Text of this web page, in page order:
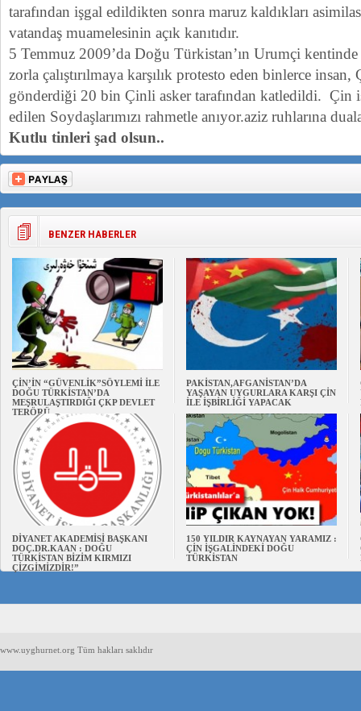
tarafından işgal edildikten sonra maruz kaldıkları
vatandaş muamelesinin açık kanıtıdır.
5 Temmuz 2009’da Doğu Türkistan’ın Urumçi kentinde
zorla çalıştırılmaya karşılık protesto eden binlerce
gönderdiği 20 bin Çinli asker tarafından katledildi. Çin
edilen Soydaşlarımızı rahmetle anıyor.aziz ruhlarına
Kutlu tinleri şad olsun..
BENZER HABERLER
ÇİN’İN “GÜVENLİK”SÖYLEMİ İLE
DOĞU TÜRKİSTAN’DA
MEŞRULAŞTIRDIĞI ÇKP DEVLET
TERÖRÜ
PAKİSTAN,AFGANİSTAN’DA
YAŞAYAN UYGURLARA KARŞI ÇİN
İLE İŞBİRLİĞİ YAPACAK
DİYANET AKADEMİSİ BAŞKANI
DOÇ.DR.KAAN : DOĞU
TÜRKİSTAN BİZİM KIRMIZI
ÇİZGİMİZDİR!”
150 YILDIR KAYNAYAN YARAMIZ :
ÇİN İŞGALİNDEKİ DOĞU
TÜRKİSTAN
www.uyghurnet.org Tüm hakları saklıdır